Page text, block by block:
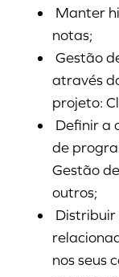
Manter
notas;
Gestão
através
projeto:
Definir a
de
Gestão
outros;
Distribuir
nos seus